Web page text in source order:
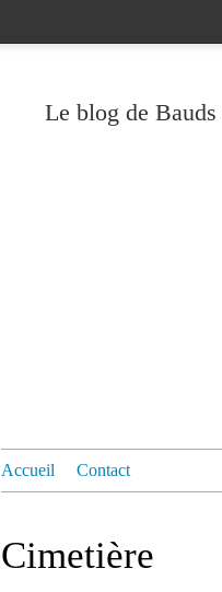
Le blog de
Accueil Contact
Cimetière